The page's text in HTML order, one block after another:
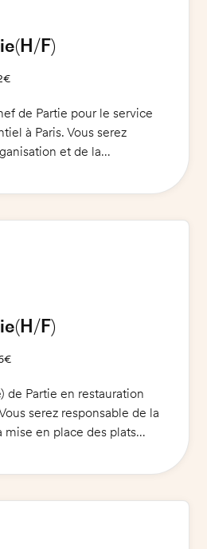
(H/F)
de Partie pour le service
à Paris. Vous serez
et de la
de sécurité alimentaires.
de la gestion des
êtes une
organisée et dynamique ?
(H/F)
de Partie en restauration
serez responsable de la
mise en place des plats
et proprement des huîtres,
plats soient de qualité et